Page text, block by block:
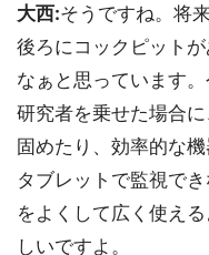
大西:そうですね。将
後ろにコックピット
なぁと思っています
研究者を乗せた場合
固めたり、効率的な
タブレットで監視で
をよくして広く使え
しいですよ。